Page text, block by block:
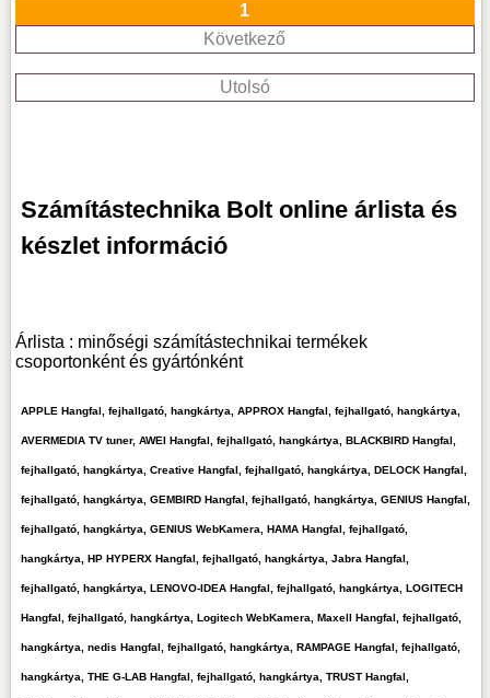
1
Következő
Utolsó
Számítástechnika Bolt online árlista és
készlet információ
Árlista : minőségi számítástechnikai termékek
csoportonként és gyártónként
APPLE Hangfal, fejhallgató, hangkártya, APPROX Hangfal, fejhallgató, hangkártya,
AVERMEDIA TV tuner, AWEI Hangfal, fejhallgató, hangkártya, BLACKBIRD Hangfal,
fejhallgató, hangkártya, Creative Hangfal, fejhallgató, hangkártya, DELOCK Hangfal,
fejhallgató, hangkártya, GEMBIRD Hangfal, fejhallgató, hangkártya, GENIUS Hangfal,
fejhallgató, hangkártya, GENIUS WebKamera, HAMA Hangfal, fejhallgató,
hangkártya, HP HYPERX Hangfal, fejhallgató, hangkártya, Jabra Hangfal,
fejhallgató, hangkártya, LENOVO-IDEA Hangfal, fejhallgató, hangkártya, LOGITECH
Hangfal, fejhallgató, hangkártya, Logitech WebKamera, Maxell Hangfal, fejhallgató,
hangkártya, nedis Hangfal, fejhallgató, hangkártya, RAMPAGE Hangfal, fejhallgató,
hangkártya, THE G-LAB Hangfal, fejhallgató, hangkártya, TRUST Hangfal,